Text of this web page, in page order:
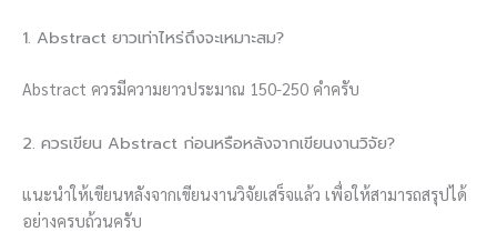
1. Abstract ยาวเท่าไหร่ถึงจะเหมาะสม?
Abstract ควรมีความยาวประมาณ 150-250 คำครับ
2. ควรเขียน Abstract ก่อนหรือหลังจากเขียนงานวิจัย?
แนะนำให้เขียนหลังจากเขียนงานวิจัยเสร็จแล้ว เพื่อให้สามารถสรุปได้
อย่างครบถ้วนครับ